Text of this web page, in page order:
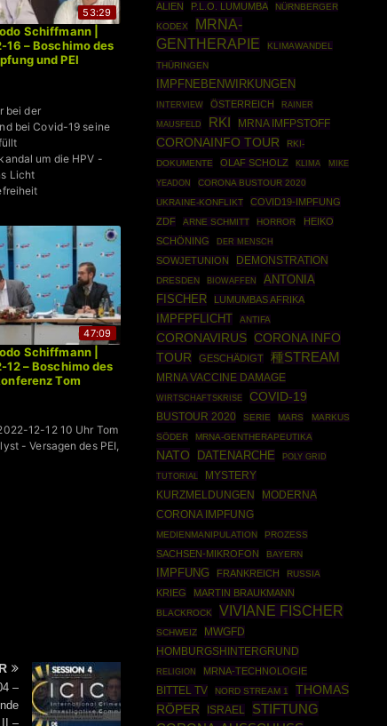
53:29
Schiffmann |
16 – Boschimo des
und PEI
bei der
bei Covid-19 seine
um die HPV -
Licht
47:09
Schiffmann |
12 – Boschimo des
Tom
12-12 10 Uhr Tom
- Versagen des PEI,
–
II –
ALIEN P.L.O. LUMUMBA
NÜRNBERGER
KODEX
MRNA-
GENTHERAPIE
KLIMAWANDEL
THÜRINGEN
IMPFNEBENWIRKUNGEN
INTERVIEW ÖSTERREICH
RAINER
MAUSFELD
RKI MRNA IMFPSTOFF
CORONAINFO TOUR
RKI-
DOKUMENTE
OLAF SCHOLZ KLIMA MIKE
YEADON
CORONA BUSTOUR 2020
UKRAINE-KONFLIKT
COVID19-IMPFUNG
ZDF
ARNE SCHMITT HORROR
HEIKO
SCHÖNING
DER MENSCH
SOWJETUNION DEMONSTRATION
DRESDEN BIOWAFFEN
ANTONIA
FISCHER
LUMUMBAS AFRIKA
IMPFPFLICHT ANTIFA
CORONAVIRUS CORONA INFO
TOUR
GESCHÄDIGT 種STREAM
MRNA VACCINE DAMAGE
WIRTSCHAFTSKRISE COVID-19
BUSTOUR 2020 SERIE MARS
MARKUS
SÖDER
MRNA-GENTHERAPEUTIKA
NATO DATENARCHE
POLY GRID
TUTORIAL
MYSTERY
KURZMELDUNGEN
MODERNA
CORONA IMPFUNG
MEDIENMANIPULATION PROZESS
SACHSEN-MIKROFON BAYERN
IMPFUNG FRANKREICH RUSSIA
KRIEG MARTIN BRAUKMANN
BLACKROCK VIVIANE FISCHER
SCHWEIZ
MWGFD
HOMBURGSHINTERGRUND
RELIGION MRNA-TECHNOLOGIE
BITTEL TV NORD STREAM 1
THOMAS
RÖPER
ISRAEL
STIFTUNG